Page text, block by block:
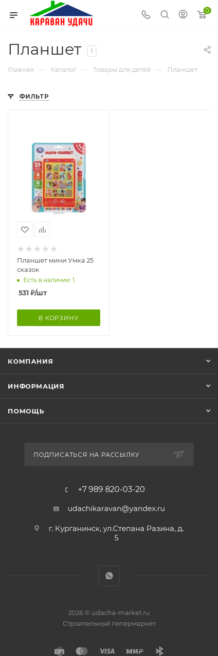
0
Планшет 1
Главная — Каталог — Товары для детей — Планшет
ФИЛЬТР
Планшет мини Умка 25
сказок
Есть в наличии: 1
531 ₽/шт
В КОРЗИНУ
КОМПАНИЯ
ИНФОРМАЦИЯ
ПОМОЩЬ
ПОДПИСАТЬСЯ НА РАССЫЛКУ
+7 989 820-03-20
udachikaravan@yandex.ru
г. Курганинск, ул.Степана Разина, д.
5
2026 © udacha-market.ru
Строительный гипермаркет